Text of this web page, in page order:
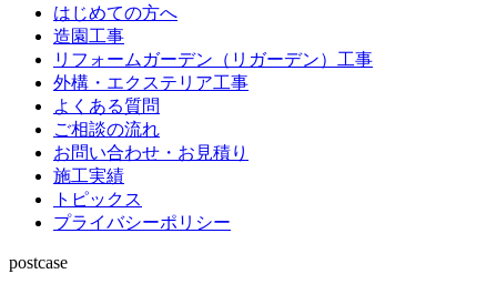
はじめての方へ
造園工事
リフォームガーデン（リガーデン）工事
外構・エクステリア工事
よくある質問
ご相談の流れ
お問い合わせ・お見積り
施工実績
トピックス
プライバシーポリシー
postcase